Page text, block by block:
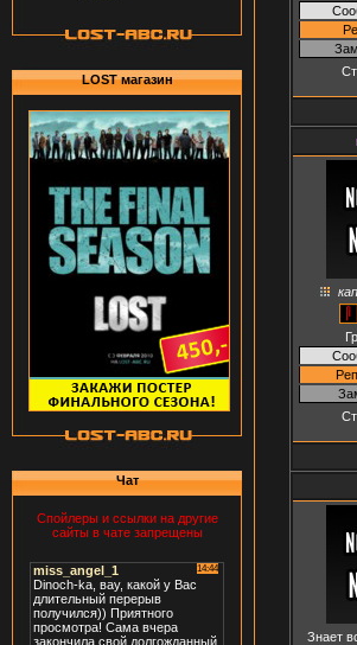
LOST магазин
Чат
Спойлеры и ссылки на другие
сайты в чате запрещены
Знает